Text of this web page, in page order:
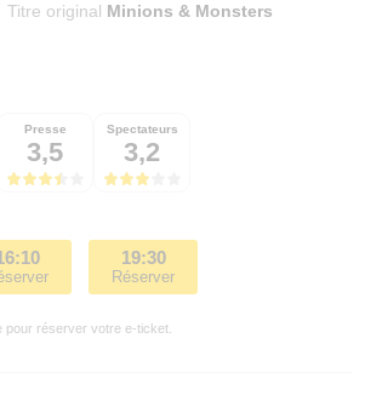
Titre original Minions & Monsters
Presse
3,5
Spectateurs
3,2
19:30
Réserver
pour réserver votre e-ticket.